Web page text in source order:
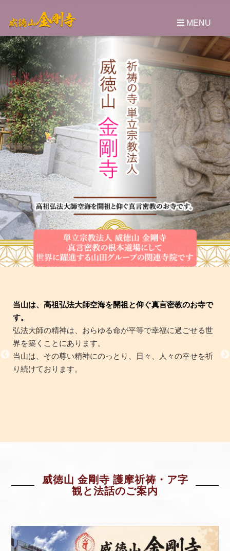
当山は、高祖弘法大師空海を開祖と仰ぐ真言密教のお寺で
す。
弘法大師の精神は、おらゆる命が平等で幸福に過ごせる世
界を築くことにあります。
当山は、その尊い精神にのっとり、日々、人々の幸せを祈
り続けております。
威徳山 金剛寺 護摩祈祷・ア字
観と法話のご案内